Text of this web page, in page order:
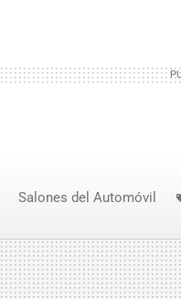
Salones del Automóvil